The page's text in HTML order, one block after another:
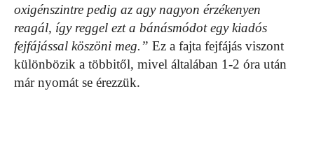
oxigénszintre pedig az agy nagyon érzékenyen
reagál, így reggel ezt a bánásmódot egy kiadós
fejfájással köszöni meg.” Ez a fajta fejfájás viszont
különbözik a többitől, mivel általában 1-2 óra után
már nyomát se érezzük.